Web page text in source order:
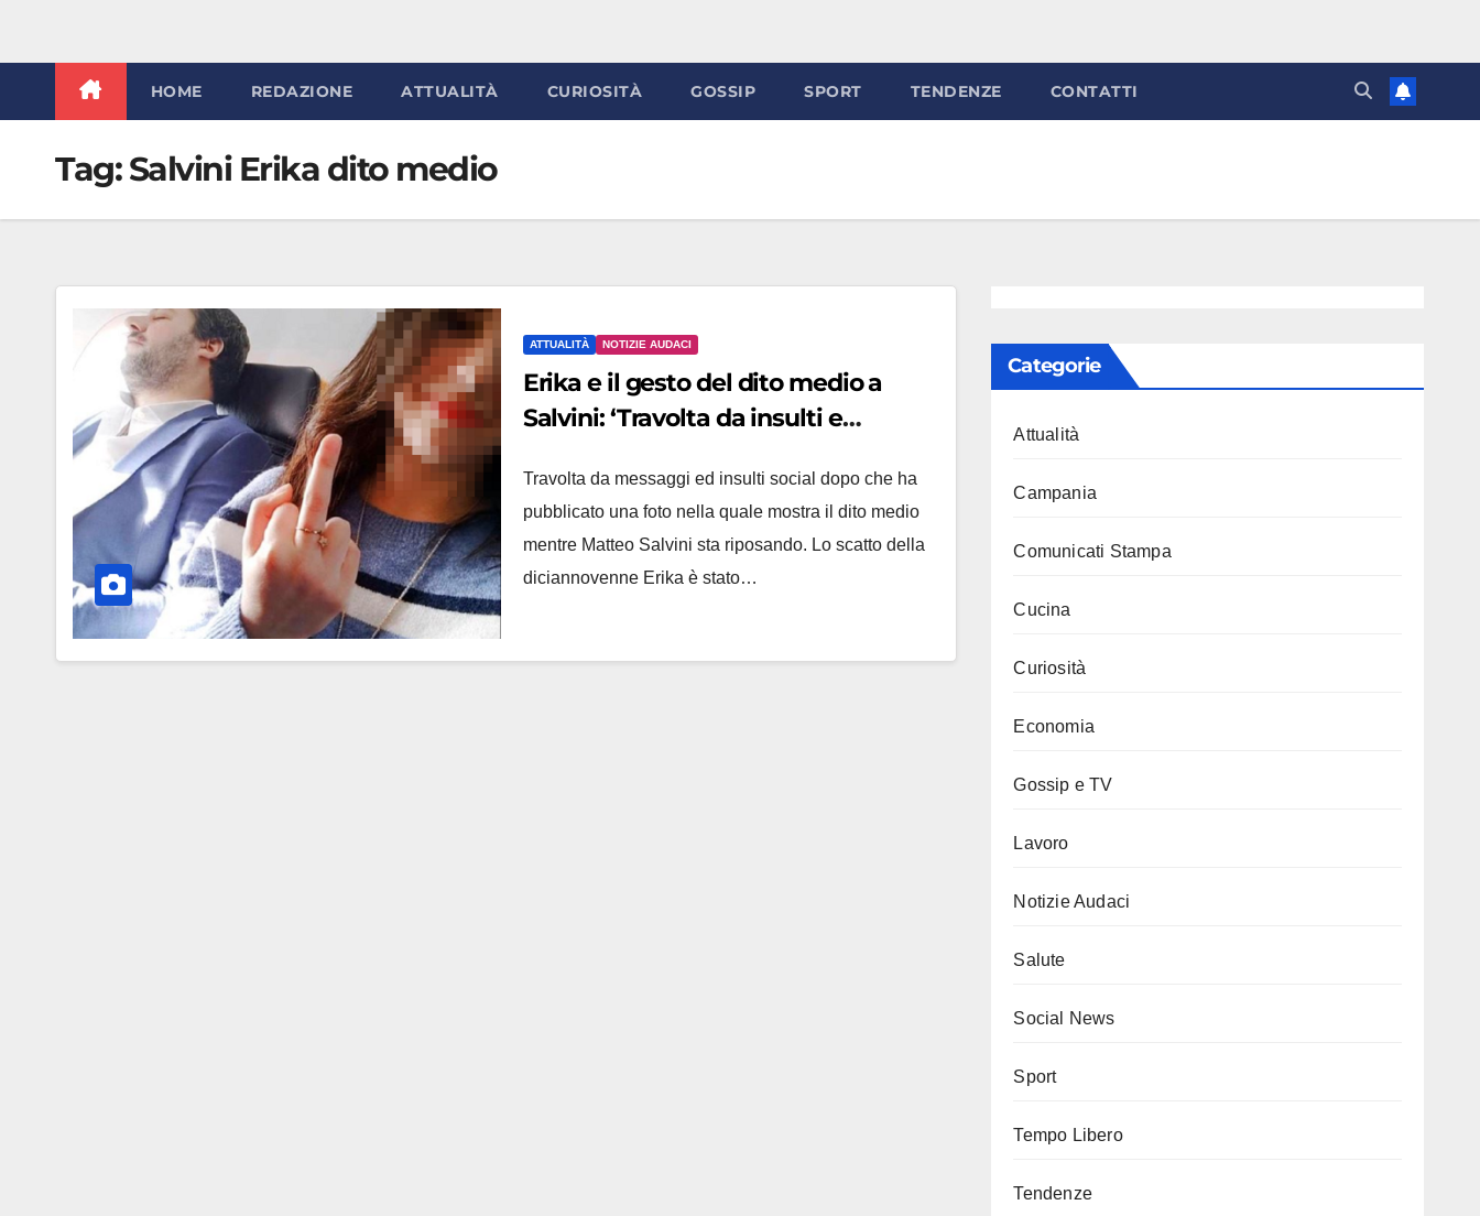
HOME REDAZIONE ATTUALITÀ CURIOSITÀ GOSSIP SPORT TENDENZE CONTATTI
Tag:Salvini Erika dito medio
ATTUALITÀ NOTIZIE AUDACI
Erika e il gesto del dito medio a
Salvini: ‘Travolta da insulti e
polemiche sul web
Travolta da messaggi ed insulti social dopo che ha
pubblicato una foto nella quale mostra il dito medio
mentre Matteo Salvini sta riposando. Lo scatto della
diciannovenne Erika è stato…
Categorie
Attualità
Campania
Comunicati Stampa
Cucina
Curiosità
Economia
Gossip e TV
Lavoro
Notizie Audaci
Salute
Social News
Sport
Tempo Libero
Tendenze